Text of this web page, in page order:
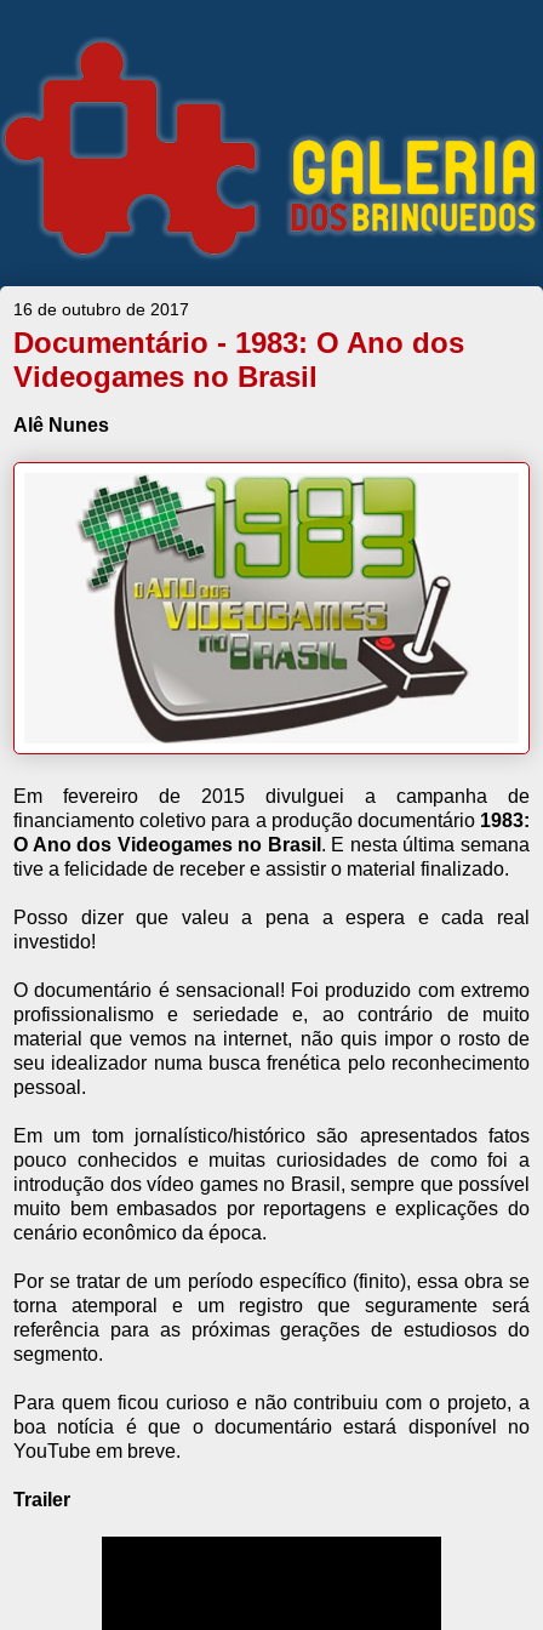
16 de outubro de 2017
Documentário - 1983: O Ano dos
Videogames no Brasil
Alê Nunes
Em fevereiro de 2015 divulguei a campanha de
financiamento coletivo para a produção documentário 1983:
O Ano dos Videogames no Brasil . E nesta última semana
tive a felicidade de receber e assistir o material finalizado.
Posso dizer que valeu a pena a espera e cada real
investido!
O documentário é sensacional! Foi produzido com extremo
profissionalismo e seriedade e, ao contrário de muito
material que vemos na internet, não quis impor o rosto de
seu idealizador numa busca frenética pelo reconhecimento
pessoal.
Em um tom jornalístico/histórico são apresentados fatos
pouco conhecidos e muitas curiosidades de como foi a
introdução dos vídeo games no Brasil, sempre que possível
muito bem embasados por reportagens e explicações do
cenário econômico da época.
Por se tratar de um período específico (finito), essa obra se
torna atemporal e um registro que seguramente será
referência para as próximas gerações de estudiosos do
segmento.
Para quem ficou curioso e não contribuiu com o projeto, a
boa notícia é que o documentário estará disponível no
YouTube em breve.
Trailer